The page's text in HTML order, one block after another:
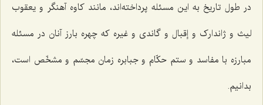
در طول تاریخ به این مسئله پرداخته‌اند، مانند کاوه آهنگر و یعقوب
لیث و ژاندارک و إقبال و گاندی و غیره که چهره بارز آنان در مسئله
مبارزه با مفاسد و ستم حکّام و جبابره زمان مجسّم و مشخّص است،
بدانیم.